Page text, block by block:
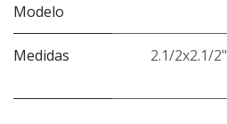
Modelo
Medidas 2.1/2x2.1/2"